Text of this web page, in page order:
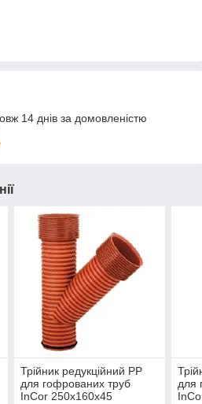
14 днів за домовленістю
Трійник редукційний PP
для гофрованих труб
InCor 250х160х45
для